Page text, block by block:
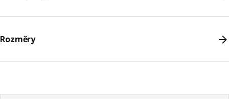
Rozměry